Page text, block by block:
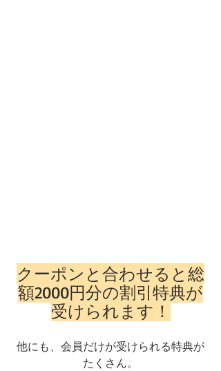
クーポンと合わせると総
額2000円分の割引特典が
受けられます！
他にも、会員だけが受けられる特典が
たくさん。